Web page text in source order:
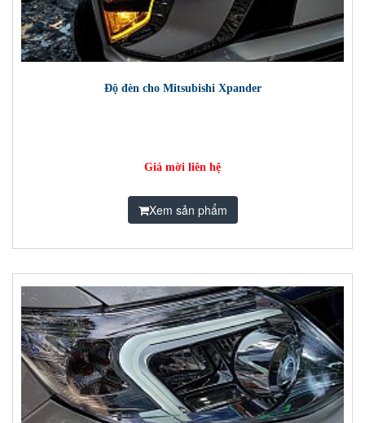
Độ đèn cho Mitsubishi Xpander
Giá mời liên hệ
Xem sản phẩm